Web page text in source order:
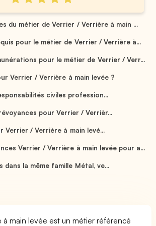
du métier de Verrier / Verrière à main ...
pour le métier de Verrier / Verrière à...
pour le métier de Verrier / Verr...
Verrier / Verrière à main levée ?
civiles profession...
pour Verrier / Verrièr...
Verrier / Verrière à main levé...
Verrier / Verrière à main levée pour a...
dans la même famille Métal, ve...
à main levée est un métier référencé